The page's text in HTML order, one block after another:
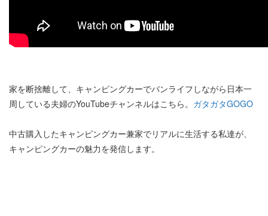
家を断捨離して、キャンピングカーでバンライフしながら日本一
周している夫婦のYouTubeチャンネルはこちら。 ガタガタGOGO
中古購入したキャンピングカー兼家でリアルに生活する私達が、
キャンピングカーの魅力を発信します。